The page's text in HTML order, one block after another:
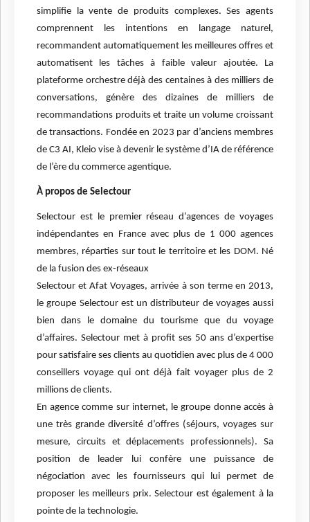
simplifie la vente de produits complexes. Ses agents
comprennent les intentions en langage naturel,
recommandent automatiquement les meilleures offres et
automatisent les tâches à faible valeur ajoutée. La
plateforme orchestre déjà des centaines à des milliers de
conversations, génère des dizaines de milliers de
recommandations produits et traite un volume croissant
de transactions. Fondée en 2023 par d’anciens membres
de C3 AI, Kleio vise à devenir le système d’IA de référence
de l’ère du commerce agentique.
À propos de Selectour
Selectour est le premier réseau d’agences de voyages
indépendantes en France avec plus de 1 000 agences
membres, réparties sur tout le territoire et les DOM. Né
de la fusion des ex-réseaux
Selectour et Afat Voyages, arrivée à son terme en 2013,
le groupe Selectour est un distributeur de voyages aussi
bien dans le domaine du tourisme que du voyage
d’affaires. Selectour met à profit ses 50 ans d’expertise
pour satisfaire ses clients au quotidien avec plus de 4 000
conseillers voyage qui ont déjà fait voyager plus de 2
millions de clients.
En agence comme sur internet, le groupe donne accès à
une très grande diversité d’offres (séjours, voyages sur
mesure, circuits et déplacements professionnels). Sa
position de leader lui confère une puissance de
négociation avec les fournisseurs qui lui permet de
proposer les meilleurs prix. Selectour est également à la
pointe de la technologie.